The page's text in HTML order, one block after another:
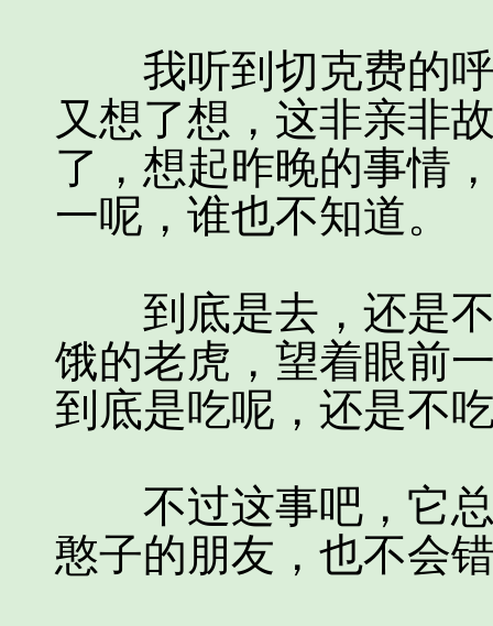
我听到切克费的呼
又想了想，这非亲非
了，想起昨晚的事情
一呢，谁也不知道。
到底是去，还是不
饿的老虎，望着眼前
到底是吃呢，还是不
不过这事吧，它总
憨子的朋友，也不会